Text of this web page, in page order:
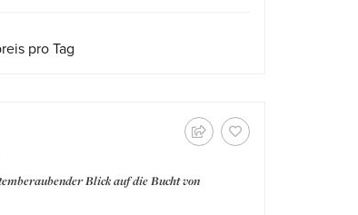
pro Tag
Blick auf die Bucht von